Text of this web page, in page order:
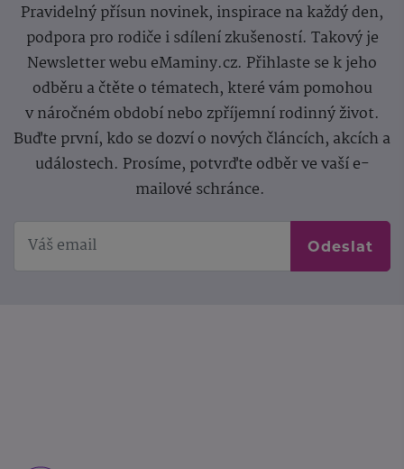
Pravidelný přísun novinek, inspirace na každý den,
podpora pro rodiče i sdílení zkušeností. Takový je
Newsletter webu eMaminy.cz. Přihlaste se k jeho
odběru a čtěte o tématech, které vám pomohou
v náročném období nebo zpříjemní rodinný život.
Buďte první, kdo se dozví o nových článcích, akcích a
událostech. Prosíme, potvrďte odběr ve vaší e-
mailové schránce.
Odeslat